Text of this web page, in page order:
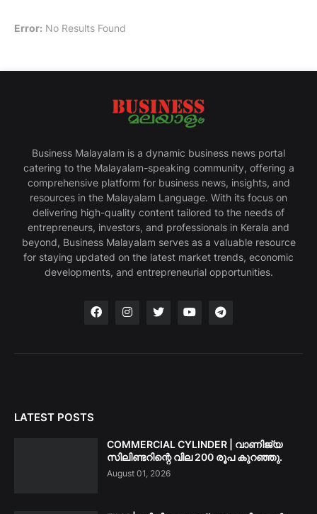
Error: No Results Found
Business Malayalam is a dynamic business news portal
catering to the Malayalam-speaking community, offering a
comprehensive platform for business news, insights, and
resources in the Malayalam Language. With its focus on
delivering high-quality content tailored to the needs of
entrepreneurs, investors, and professionals in Kerala and
beyond, Business Malayalam serves as a valuable resource
for staying updated on the latest market trends, economic
developments, and entrepreneurial opportunities.
LATEST POSTS
COMMERCIAL CYLINDER | വാണിജ്യ
സിലിണ്ടറിന്റെ വില 200 രൂപ കുറഞ്ഞു.
August 01, 2026